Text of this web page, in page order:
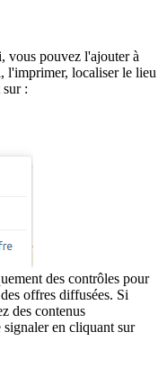
vous pouvez l'ajouter à
l'imprimer, localiser le lieu
:
des contrôles pour
offres diffusées. Si
des contenus
en cliquant sur